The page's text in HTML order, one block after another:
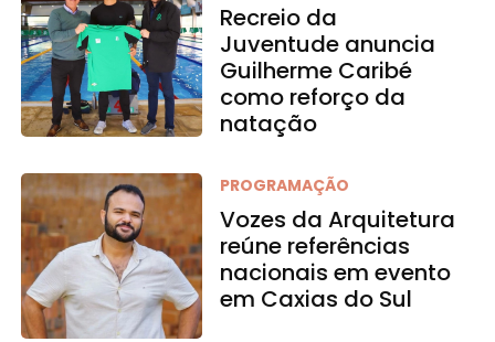
Recreio da
Juventude anuncia
Guilherme Caribé
como reforço da
natação
PROGRAMAÇÃO
Vozes da Arquitetura
reúne referências
nacionais em evento
em Caxias do Sul